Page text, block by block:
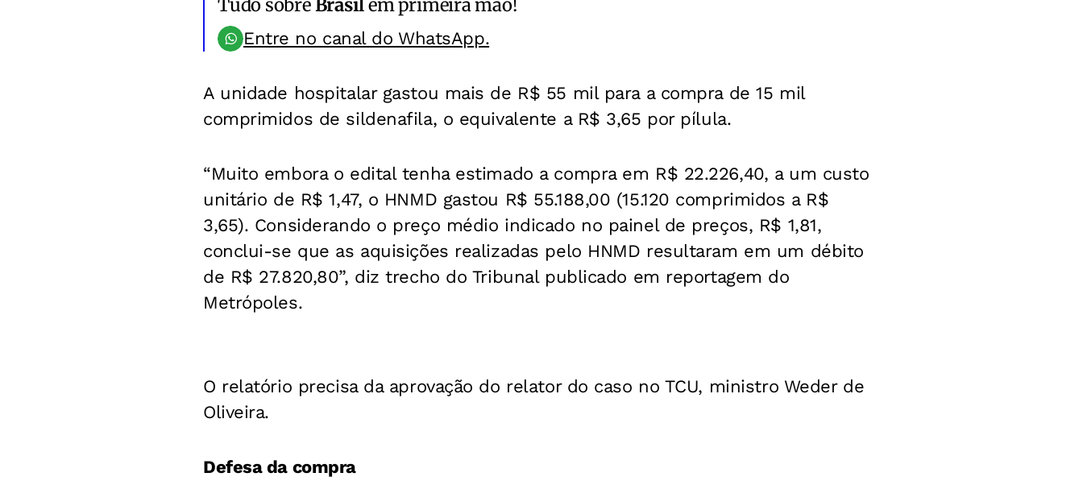
Entre no canal do WhatsApp.
A unidade hospitalar gastou mais de R$ 55 mil para a compra de 15 mil
comprimidos de sildenafila, o equivalente a R$ 3,65 por pílula.
“Muito embora o edital tenha estimado a compra em R$ 22.226,40, a um custo
unitário de R$ 1,47, o HNMD gastou R$ 55.188,00 (15.120 comprimidos a R$
3,65). Considerando o preço médio indicado no painel de preços, R$ 1,81,
conclui-se que as aquisições realizadas pelo HNMD resultaram em um débito
de R$ 27.820,80”, diz trecho do Tribunal publicado em reportagem do
Metrópoles.
O relatório precisa da aprovação do relator do caso no TCU, ministro Weder de
Oliveira.
Defesa da compra